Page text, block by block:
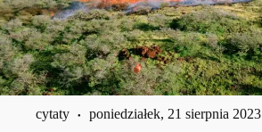
cytaty poniedziałek, 21 sierpnia 2023